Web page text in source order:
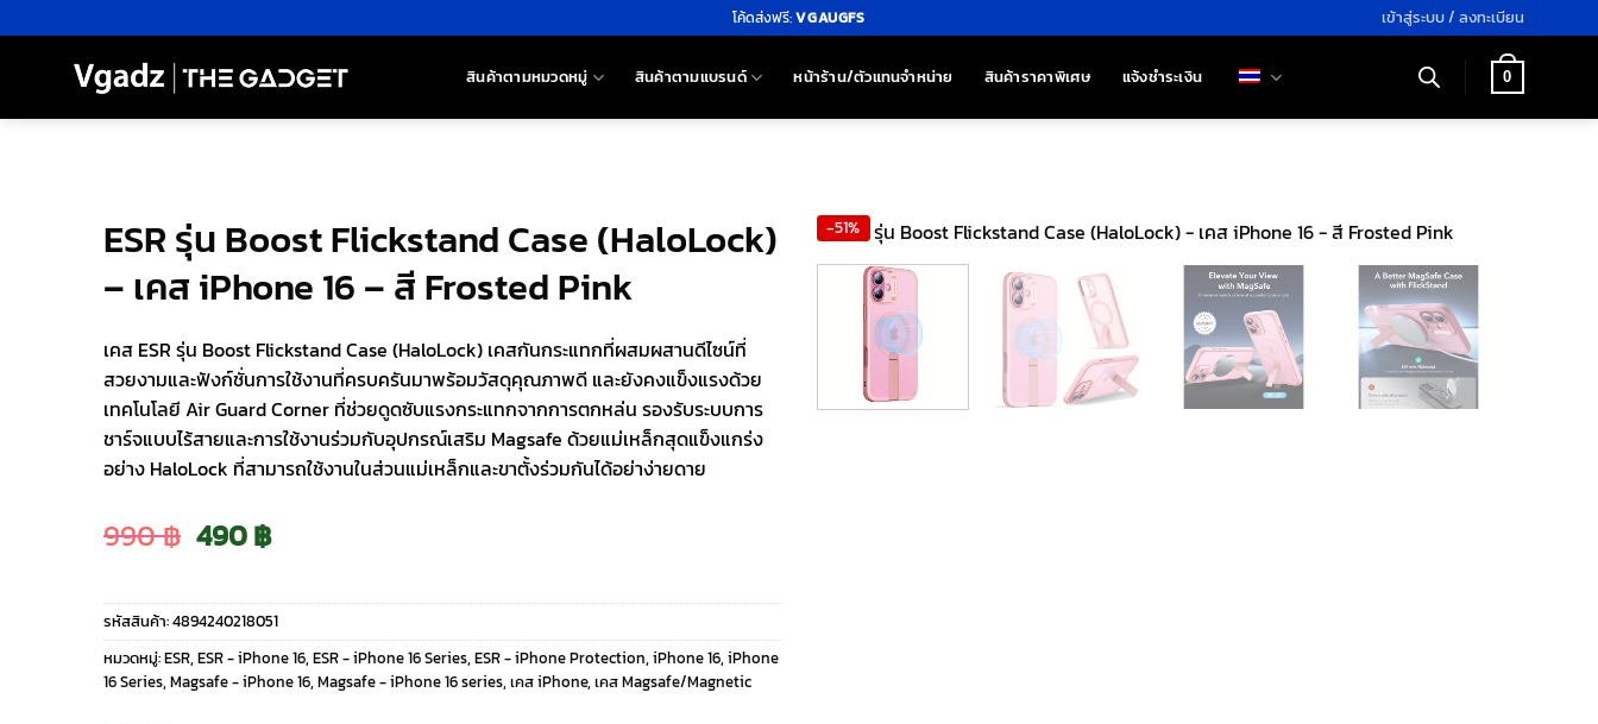
ไป
โค้ดส่งฟรี:VGAUGFS เข้าสู่ระบบ / ลงทะเบียน
สินค้าตามหมวดหมู่ สินค้าตามแบรนด์ หน้าร้าน/ตัวแทนจำหน่าย สินค้าราคาพิเศษ แจ้งชำระเงิน 0
ESR รุ่น Boost Flickstand Case (HaloLock)
– เคส iPhone 16 – สี Frosted Pink
เคส ESR รุ่น Boost Flickstand Case (HaloLock) เคสกันกระแทกที่ผสมผสานดีไซน์ที่
สวยงามและฟังก์ชั่นการใช้งานที่ครบครันมาพร้อมวัสดุคุณภาพดี และยังคงแข็งแรงด้วย
เทคโนโลยี Air Guard Corner ที่ช่วยดูดซับแรงกระแทกจากการตกหล่น รองรับระบบการ
ชาร์จแบบไร้สายและการใช้งานร่วมกับอุปกรณ์เสริม Magsafe ด้วยแม่เหล็กสุดแข็งแกร่ง
อย่าง HaloLock ที่สามารถใช้งานในส่วนแม่เหล็กและขาตั้งร่วมกันได้อย่าง่ายดาย
990฿ Original
price
was:
490฿Current
price
is:
รหัสสินค้า:4894240218051
หมวดหมู่:ESR, ESR - iPhone 16, ESR - iPhone 16 Series, ESR - iPhone Protection, iPhone 16, iPhone
16 Series, Magsafe - iPhone 16, Magsafe - iPhone 16 series, เคส iPhone, เคส Magsafe/Magnetic
-51%